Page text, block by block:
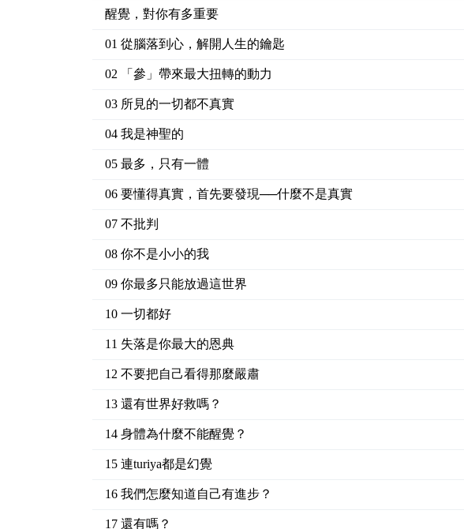
醒覺，對你有多重要
01 從腦落到心，解開人生的鑰匙
02 「參」帶來最大扭轉的動力
03 所見的一切都不真實
04 我是神聖的
05 最多，只有一體
06 要懂得真實，首先要發現──什麼不是真實
07 不批判
08 你不是小小的我
09 你最多只能放過這世界
10 一切都好
11 失落是你最大的恩典
12 不要把自己看得那麼嚴肅
13 還有世界好救嗎？
14 身體為什麼不能醒覺？
15 連turiya都是幻覺
16 我們怎麼知道自己有進步？
17 還有嗎？